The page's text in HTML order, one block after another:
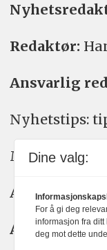
Redaktør:
Ansvarlig
Nyhetstips:
Meninger:
Annonse:
Abonnement:
Dine valg:
For å gi deg
informasjon fra ditt
deg mot dette